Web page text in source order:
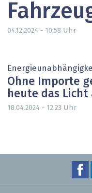
04.12.2024 - 10:58 Uhr
Ohne Importe
heute das Licht
18.04.2024 - 12:23 Uhr